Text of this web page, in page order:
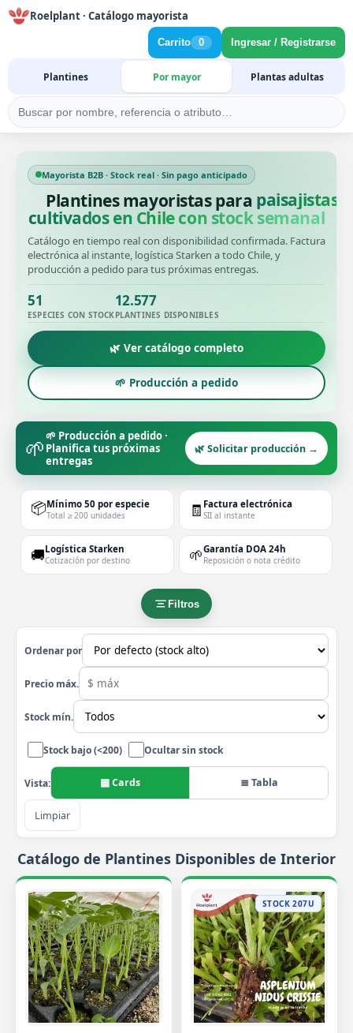
Roelplant · Catálogo mayorista
Plantines Por mayor Plantas adultas
Carrito 0 Ingresar / Registrarse
Mayorista B2B · Stock real · Sin pago anticipado
Plantines mayoristas para
cultivados en Chile con stock semanal
Catálogo en tiempo real con disponibilidad confirmada. Factura
electrónica al instante, logística Starken a todo Chile, y
producción a pedido para tus próximas entregas.
51
ESPECIES CON STOCK
12.577
PLANTINES DISPONIBLES
🌿 Ver catálogo completo
🌱 Producción a pedido
🌱🌱 Producción a pedido ·
Planifica tus próximas
entregas
🌿 Solicitar producción →
📦Mínimo 50 por especie
Total ≥ 200 unidades 🧾 Factura electrónica
SII al instante
🚚Logística Starken
Cotización por destino 🌱Garantía DOA 24h
Reposición o nota crédito
Filtros
Ordenar por
Precio máx.
Stock mín.
Stock bajo (<200) Ocultar sin stock
Vista: ▦ Cards ≣ Tabla
Limpiar
Catálogo de Plantines Disponibles de Interior
STOCK 207U